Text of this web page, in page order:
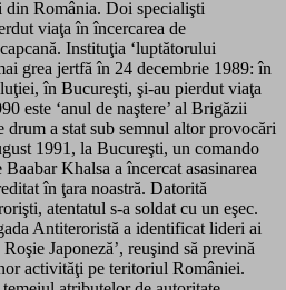
România. Doi specialişti
viaţa în încercarea de
Instituţia ‘luptătorului
grea jertfă în 24 decembrie 1989: în
în Bucureşti, şi-au pierdut viaţa
este ‘anul de naştere’ al Brigăzii
a stat sub semnul altor provocări
1991, la Bucureşti, un comando
Khalsa a încercat asasinarea
în ţara noastră. Datorită
atentatul s-a soldat cu un eşec.
Antiteroristă a identificat lideri ai
Japoneză’, reuşind să prevină
activităţi pe teritoriul României.